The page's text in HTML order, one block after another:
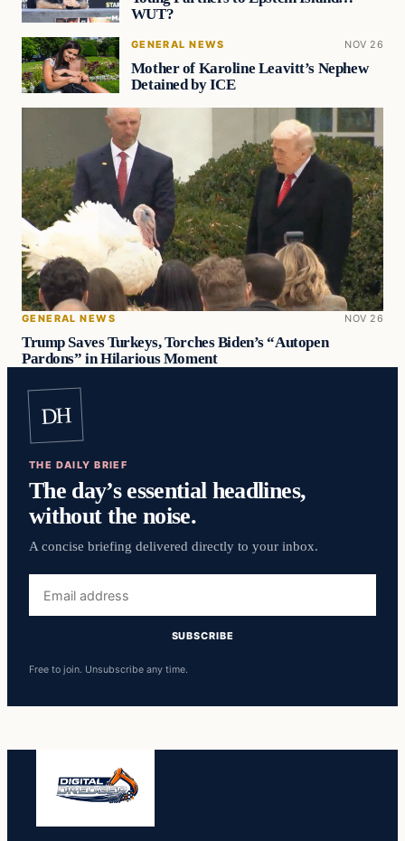
WUT?
GENERAL NEWS NOV 26
Mother of Karoline Leavitt’s Nephew
Detained by ICE
GENERAL NEWS NOV 26
Trump Saves Turkeys, Torches Biden’s “Autopen
Pardons” in Hilarious Moment
DH
THE DAILY BRIEF
The day’s essential headlines,
without the noise.
A concise briefing delivered directly to your inbox.
address
SUBSCRIBE
Free to join. Unsubscribe any time.